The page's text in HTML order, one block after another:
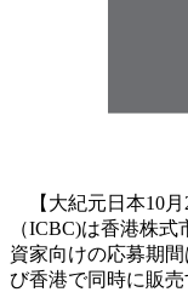
【大紀元日本10月
（ICBC)は香港株
資家向けの応募期
び香港で同時に販売